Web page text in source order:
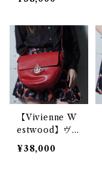
ストウッド オ
ズチェーンレザ
ーショルダーバ
ッグ black
【Vivienne W
estwood】ヴ
ィヴィアンウエ
ストウッド オ
¥38,000